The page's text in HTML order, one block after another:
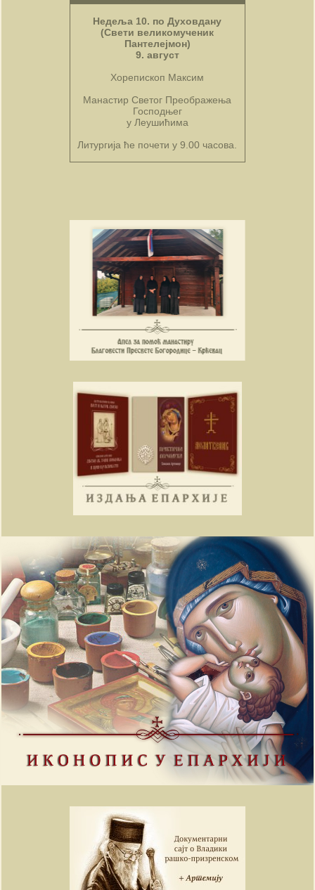
Недеља 10. по Духовдану
(Свети великомученик
Пантелејмон)
9. август
Хорепископ Максим
Манастир Светог Преображења
Господњег
у Леушићима
Литургија ће почети у 9.00 часова.